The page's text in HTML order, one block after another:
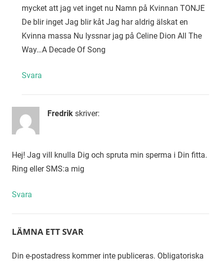
mycket att jag vet inget nu Namn på Kvinnan TONJE
De blir inget Jag blir kåt Jag har aldrig älskat en
Kvinna massa Nu lyssnar jag på Celine Dion All The
Way…A Decade Of Song
Svara
Fredrik skriver:
Hej! Jag vill knulla Dig och spruta min sperma i Din fitta.
Ring eller SMS:a mig
Svara
LÄMNA ETT SVAR
Din e-postadress kommer inte publiceras. Obligatoriska